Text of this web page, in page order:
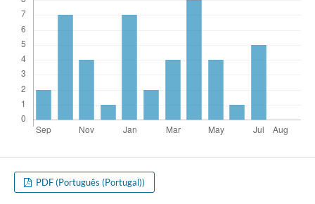
PDF (Português (Portugal))